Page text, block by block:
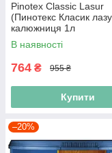
Pinotex Classic Lasur
(Пинотекс Класик
калюжниця 1л
В наявності
764 ₴ 955 ₴
Купити
–20%